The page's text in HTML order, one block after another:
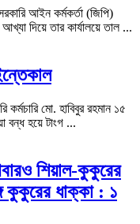
আইন কর্মকর্তা (জিপি)
দিয়ে তার কার্যালয়ে তাল ...
কর্মচারি মো. হাবিবুর রহমান ১৫
বন্ধ হয়ে টাংগ ...
শিয়াল-কুকুরের
কুকুরের ধাক্কা : ১